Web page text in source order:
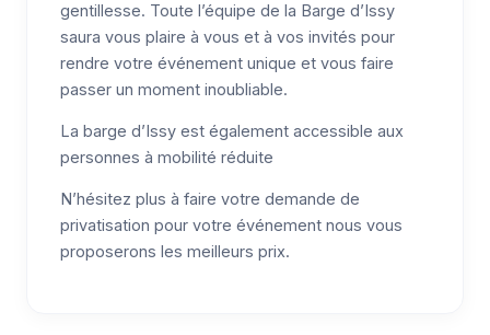
gentillesse. Toute l’équipe de la Barge d’Issy
saura vous plaire à vous et à vos invités pour
rendre votre événement unique et vous faire
passer un moment inoubliable.
La barge d’Issy est également accessible aux
personnes à mobilité réduite
N’hésitez plus à faire votre demande de
privatisation pour votre événement nous vous
proposerons les meilleurs prix.